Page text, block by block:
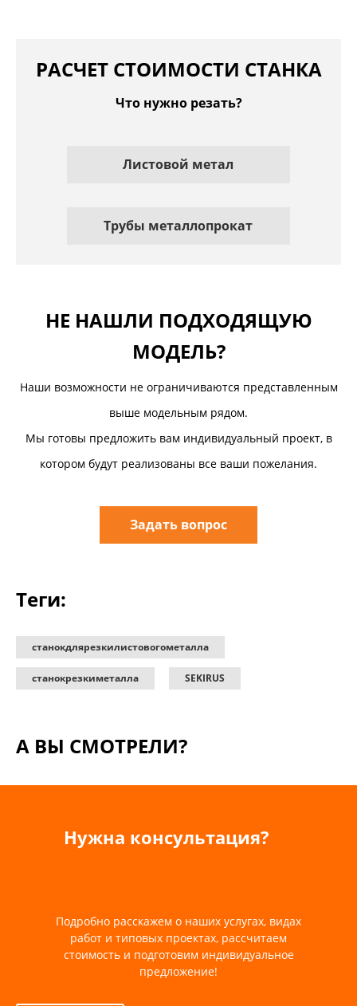
РАСЧЕТ СТОИМОСТИ СТАНКА
Что нужно резать?
Листовой метал
Трубы металлопрокат
НЕ НАШЛИ ПОДХОДЯЩУЮ
МОДЕЛЬ?
Наши возможности не ограничиваются представленным
выше модельным рядом.
Мы готовы предложить вам индивидуальный проект, в
котором будут реализованы все ваши пожелания.
Задать вопрос
Теги:
станокдлярезкилистовогометалла
станокрезкиметалла SEKIRUS
А ВЫ СМОТРЕЛИ?
Нужна консультация?
Подробно расскажем о наших услугах, видах
работ и типовых проектах, рассчитаем
стоимость и подготовим индивидуальное
предложение!